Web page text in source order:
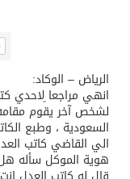
ثلة من
الرياض – الوكاد:
انهي مراجعا ِلاحدي
لشخص آخر يقوم
السعودية ، وطبع
الي القاضي كاتب
هوية الموكل سأله